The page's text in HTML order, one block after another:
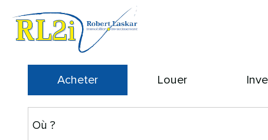
Acheter Louer